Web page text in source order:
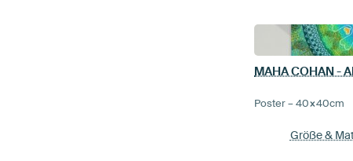
Poster –40×40cm
Größe &